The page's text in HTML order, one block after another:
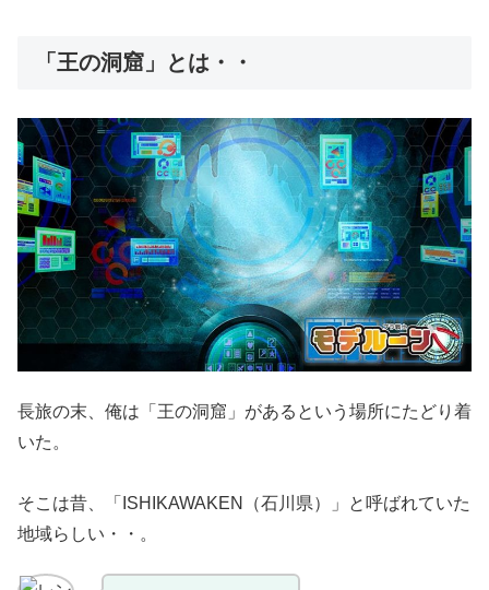
「王の洞窟」とは・・
長旅の末、俺は「王の洞窟」があるという場所にたどり着
いた。
そこは昔、「ISHIKAWAKEN（石川県）」と呼ばれていた
地域らしい・・。